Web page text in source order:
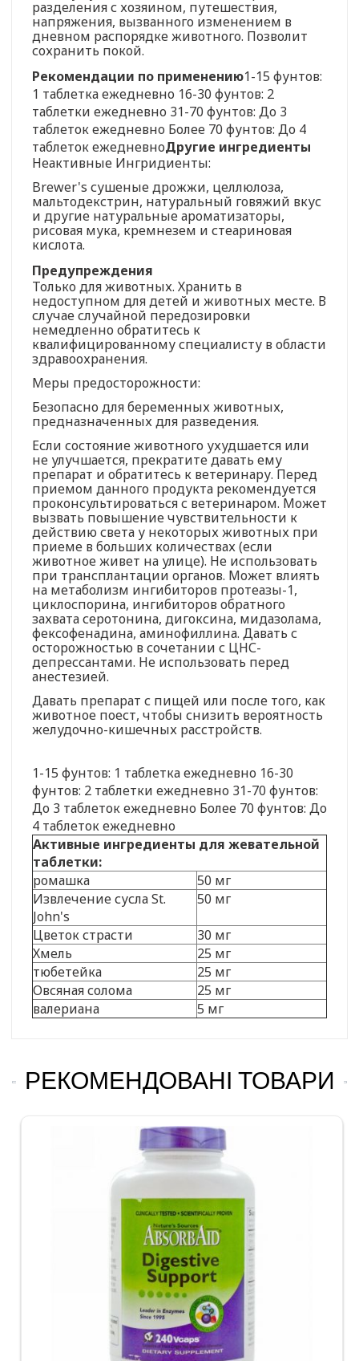
разделения с хозяином, путешествия,
напряжения, вызванного изменением в
дневном распорядке животного. Позволит
сохранить покой.
Рекомендации по применению1-15 фунтов:
1 таблетка ежедневно 16-30 фунтов: 2
таблетки ежедневно 31-70 фунтов: До 3
таблеток ежедневно Более 70 фунтов: До 4
таблеток ежедневноДругие ингредиенты
Неактивные Ингридиенты:
Brewer's сушеные дрожжи, целлюлоза,
мальтодекстрин, натуральный говяжий вкус
и другие натуральные ароматизаторы,
рисовая мука, кремнезем и стеариновая
кислота.
Предупреждения
Только для животных. Хранить в
недоступном для детей и животных месте. В
случае случайной передозировки
немедленно обратитесь к
квалифицированному специалисту в области
здравоохранения.
Меры предосторожности:
Безопасно для беременных животных,
предназначенных для разведения.
Если состояние животного ухудшается или
не улучшается, прекратите давать ему
препарат и обратитесь к ветеринару. Перед
приемом данного продукта рекомендуется
проконсультироваться с ветеринаром. Может
вызвать повышение чувствительности к
действию света у некоторых животных при
приеме в больших количествах (если
животное живет на улице). Не использовать
при трансплантации органов. Может влиять
на метаболизм ингибиторов протеазы-1,
циклоспорина, ингибиторов обратного
захвата серотонина, дигоксина, мидазолама,
фексофенадина, аминофиллина. Давать с
осторожностью в сочетании с ЦНС-
депрессантами. Не использовать перед
анестезией.
Давать препарат с пищей или после того, как
животное поест, чтобы снизить вероятность
желудочно-кишечных расстройств.
1-15 фунтов: 1 таблетка ежедневно 16-30
фунтов: 2 таблетки ежедневно 31-70 фунтов:
До 3 таблеток ежедневно Более 70 фунтов: До
4 таблеток ежедневно
Активные ингредиенты для жевательной
таблетки:
ромашка
50 мг
Извлечение сусла St.
John's
50 мг
Цветок страсти
30 мг
Хмель
25 мг
тюбетейка
25 мг
Овсяная солома
25 мг
валериана
5 мг
РЕКОМЕНДОВАНІ ТОВАРИ